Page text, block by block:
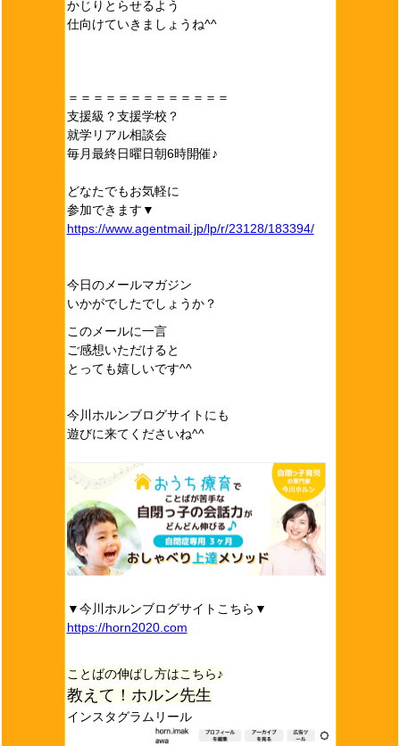
かじりとらせるよう
仕向けていきましょうね^^
＝＝＝＝＝＝＝＝＝＝＝＝＝
支援級？支援学校？
就学リアル相談会
毎月最終日曜日朝6時開催♪
どなたでもお気軽に
参加できます▼
https://www.agentmail.jp/lp/r/23128/183394/
今日のメールマガジン
いかがでしたでしょうか？
このメールに一言
ご感想いただけると
とっても嬉しいです^^
今川ホルンブログサイトにも
遊びに来てくださいね^^
▼今川ホルンブログサイトこちら▼
https://horn2020.com
ことばの伸ばし方はこちら♪
教えて！ホルン先生
インスタグラムリール